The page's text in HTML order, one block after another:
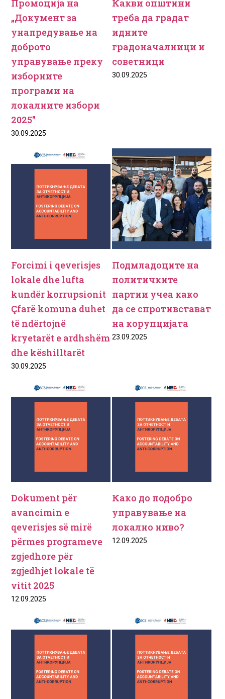
Промоција на
„Документ за
унапредување на
доброто
управување преку
изборните
програми на
локалните избори
2025″
30.09.2025
Какви општини
треба да градат
идните
градоначалници и
советници
30.09.2025
Forcimi i qeverisjes
lokale dhe lufta
kundër korrupsionit
Çfarë komuna duhet
të ndërtojnë
kryetarët e ardhshëm
dhe këshilltarët
30.09.2025
Подмладоците на
политичките
партии учеа како
да се спротивстават
на корупцијата
23.09.2025
Dokument për
avancimin e
qeverisjes së mirë
përmes programeve
zgjedhore për
zgjedhjet lokale të
vitit 2025
12.09.2025
Како до подобро
управување на
локално ниво?
12.09.2025